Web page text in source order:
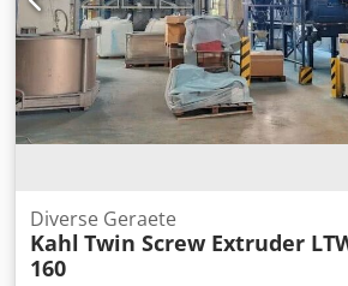
Diverse Geraete
Kahl Twin Screw Extruder
160